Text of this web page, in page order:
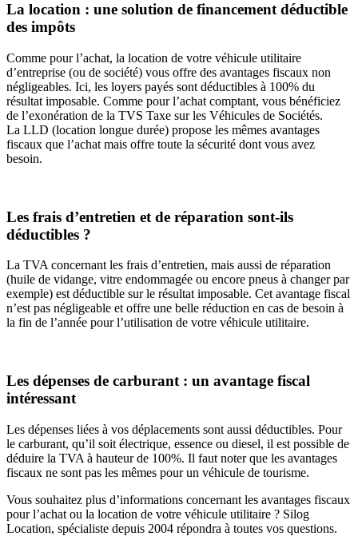
La location : une solution de financement déductible
des impôts
Comme pour l’achat, la location de votre véhicule utilitaire
d’entreprise (ou de société) vous offre des avantages fiscaux non
négligeables. Ici, les loyers payés sont déductibles à 100% du
résultat imposable. Comme pour l’achat comptant, vous bénéficiez
de l’exonération de la TVS Taxe sur les Véhicules de Sociétés.
La LLD (location longue durée) propose les mêmes avantages
fiscaux que l’achat mais offre toute la sécurité dont vous avez
besoin.
Les frais d’entretien et de réparation sont-ils
déductibles ?
La TVA concernant les frais d’entretien, mais aussi de réparation
(huile de vidange, vitre endommagée ou encore pneus à changer par
exemple) est déductible sur le résultat imposable. Cet avantage fiscal
n’est pas négligeable et offre une belle réduction en cas de besoin à
la fin de l’année pour l’utilisation de votre véhicule utilitaire.
Les dépenses de carburant : un avantage fiscal
intéressant
Les dépenses liées à vos déplacements sont aussi déductibles. Pour
le carburant, qu’il soit électrique, essence ou diesel, il est possible de
déduire la TVA à hauteur de 100%. Il faut noter que les avantages
fiscaux ne sont pas les mêmes pour un véhicule de tourisme.
Vous souhaitez plus d’informations concernant les avantages fiscaux
pour l’achat ou la location de votre véhicule utilitaire ? Silog
Location, spécialiste depuis 2004 répondra à toutes vos questions.